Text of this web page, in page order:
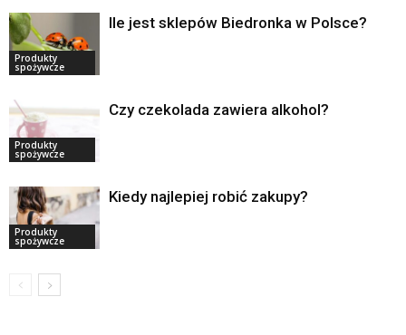
Produkty
spożywcze
Ile jest sklepów Biedronka w Polsce?
Produkty
spożywcze
Czy czekolada zawiera alkohol?
Produkty
spożywcze
Kiedy najlepiej robić zakupy?